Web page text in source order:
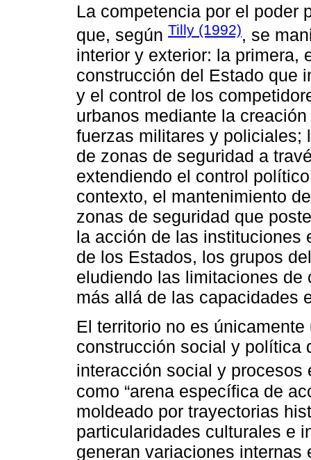
La competencia por el poder
que, según Tilly (1992), se
interior y exterior: la primera,
construcción del Estado que
y el control de los
urbanos mediante la
fuerzas militares y policiales;
de zonas de seguridad a
extendiendo el control
contexto, el mantenimiento
zonas de seguridad que
la acción de las instituciones
de los Estados, los grupos
eludiendo las limitaciones
más allá de las capacidades
El territorio no es
construcción social y política
interacción social y procesos
como “arena específica de
moldeado por trayectorias
particularidades culturales e
generan variaciones